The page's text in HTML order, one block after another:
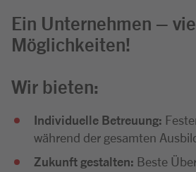
Ein Unternehmen –
Möglichkeiten!
Wir bieten:
Individuelle Betreuung:
während der gesamten
Zukunft gestalten: Beste